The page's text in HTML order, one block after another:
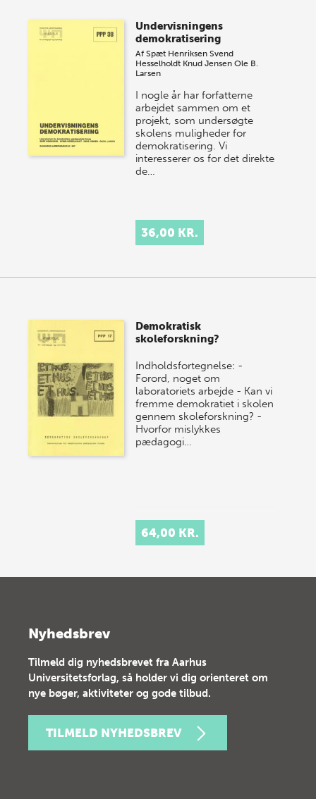
Undervisningens
demokratisering
AfSpæt Henriksen Svend
Hesselholdt Knud Jensen Ole B.
Larsen
I nogle år har forfatterne
arbejdet sammen om et
projekt, som undersøgte
skolens muligheder for
demokratisering. Vi
interesserer os for det direkte
de…
36,00 KR.
Demokratisk
skoleforskning?
Indholdsfortegnelse: -
Forord, noget om
laboratoriets arbejde - Kan vi
fremme demokratiet i skolen
gennem skoleforskning? -
Hvorfor mislykkes
pædagogi…
64,00 KR.
Nyhedsbrev
Tilmeld dig nyhedsbrevet fra Aarhus
Universitetsforlag, så holder vi dig orienteret om
nye bøger, aktiviteter og gode tilbud.
TILMELD NYHEDSBREV